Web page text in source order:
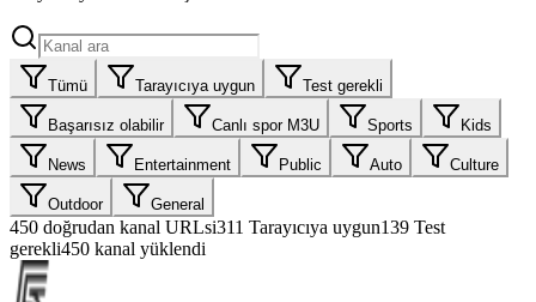
Tümü Tarayıcıya uygun Test gerekli
Başarısız olabilir Canlı spor M3U Sports Kids
News Entertainment Public Auto Culture
Outdoor General
450 doğrudan kanal URLsi311 Tarayıcıya uygun139 Test
gerekli450 kanal yüklendi